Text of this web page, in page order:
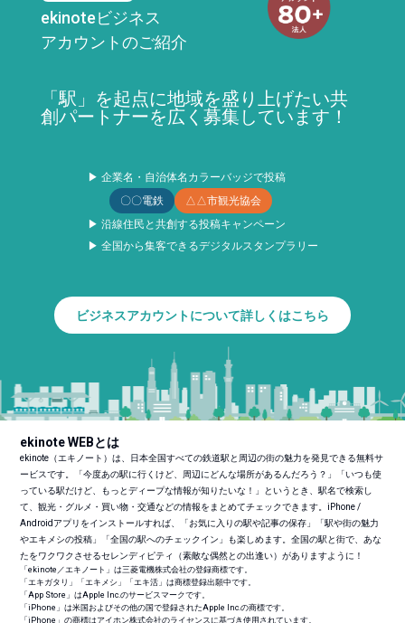
ekinoteビジネス
アカウントのご紹介
「駅」を起点に地域を盛り上げたい共
創パートナーを広く募集しています！
▶ 企業名・自治体名カラーバッジで投稿
〇〇電鉄
△△市観光協会
▶ 沿線住民と共創する投稿キャンペーン
▶ 全国から集客できるデジタルスタンプラリー
ビジネスアカウントについて詳しくはこちら
ekinote WEBとは
ekinote（エキノート）は、日本全国すべての鉄道駅と周辺の街の魅力を発見できる無料サ
ービスです。「今度あの駅に行くけど、周辺にどんな場所があるんだろう？」「いつも使
っている駅だけど、もっとディープな情報が知りたいな！」というとき、駅名で検索し
て、観光・グルメ・買い物・交通などの情報をまとめてチェックできます。iPhone /
Androidアプリをインストールすれば、「お気に入りの駅や記事の保存」「駅や街の魅力
やエキメシの投稿」「全国の駅へのチェックイン」も楽しめます。全国の駅と街で、あな
たをワクワクさせるセレンディピティ（素敵な偶然との出逢い）がありますように！
「ekinote／エキノート」は三菱電機株式会社の登録商標です。
「エキガタリ」「エキメシ」「エキ活」は商標登録出願中です。
「App Store」はApple Inc.のサービスマークです。
「iPhone」は米国およびその他の国で登録されたApple Inc.の商標です。
「iPhone」の商標はアイホン株式会社のライセンスに基づき使用されています。